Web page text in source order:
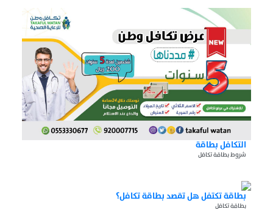
التكافل بطاقة
شروط بطاقة تكافل
بطاقة تكتفل هل تقصد بطاقة تكافل؟
بطاقة تكافل